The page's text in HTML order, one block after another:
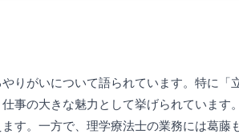
りがいについて語られています。特に「
事の大きな魅力として挙げられています
す。一方で、理学療法士の業務には葛藤